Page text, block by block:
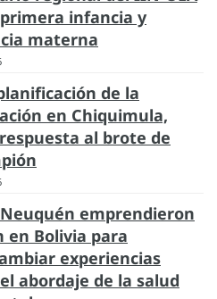
infancia y
materna
de la
en Chiquimula,
al brote de
Neuquén emprendieron
en Bolivia para
experiencias
abordaje de la salud